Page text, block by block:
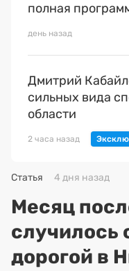
полная
день назад
Дмитрий
сильных вида
области
2 часа назад
Статья 4 дня назад
Месяц
случилось
дорогой в